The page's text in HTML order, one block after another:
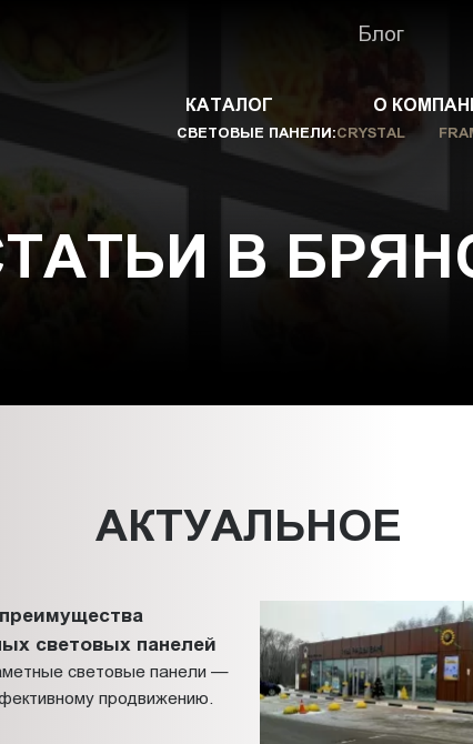
Блог
КАТАЛОГ О
СВЕТОВЫЕ ПАНЕЛИ:CRYSTAL
В
АКТУАЛЬНОЕ
световых панелей
световые панели —
продвижению.